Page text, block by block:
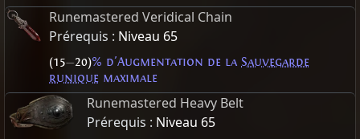
Runemastered Veridical Chain
Prérequis : Niveau 65
(15—20)% d'Augmentation de la Sauvegarde
runique maximale
Runemastered Heavy Belt
Prérequis : Niveau 65